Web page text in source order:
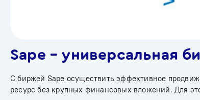
Sape – универсальная
С биржей Sape осуществить эффективное
ресурс без крупных финансовых вложений. Для